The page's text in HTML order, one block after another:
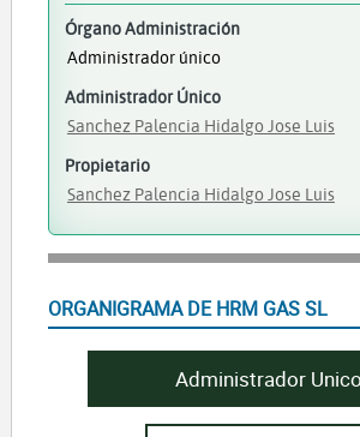
Órgano Administración
Administrador único
Administrador Único
Sanchez Palencia Hidalgo Jose Luis
Propietario
Sanchez Palencia Hidalgo Jose Luis
ORGANIGRAMA DE HRM GAS SL
Administrador Unico